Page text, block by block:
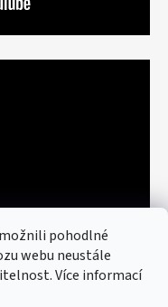
pohodlné
webu neustále
Více informací